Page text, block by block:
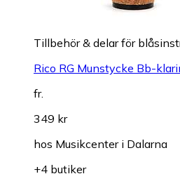
Tillbehör & delar för
Rico RG Munstycke Bb-
fr.
349 kr
hos Musikcenter i Dalarna
+4 butiker